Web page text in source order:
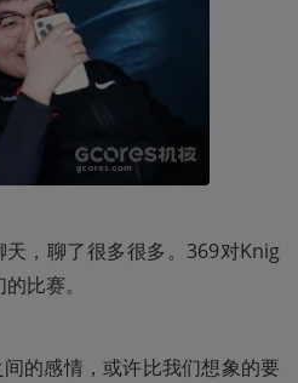
，聊了很多很多。369对Knig
比赛。
的感情，或许比我们想象的要